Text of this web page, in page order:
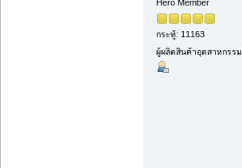
Hero Member
กระทู้: 11163
ผู้ผลิตสินค้าอุตสาหกรร